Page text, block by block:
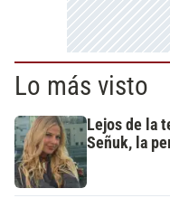
Lo más visto
Lejos de la
Señuk, la